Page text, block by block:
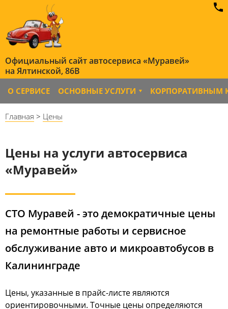
Официальный сайт автосервиса «Муравей»
на Ялтинской, 86B
О СЕРВИСЕ ОСНОВНЫЕ УСЛУГИ КОРПОРАТИВНЫМ
Главная > Цены
Цены на услуги автосервиса​
«Муравей»
СТО Муравей - это демократичные цены
на ремонтные работы и сервисное
обслуживание авто и микроавтобусов в
Калининграде​
Цены, указанные в прайс-листе являются
ориентировочными. Точные цены определяются